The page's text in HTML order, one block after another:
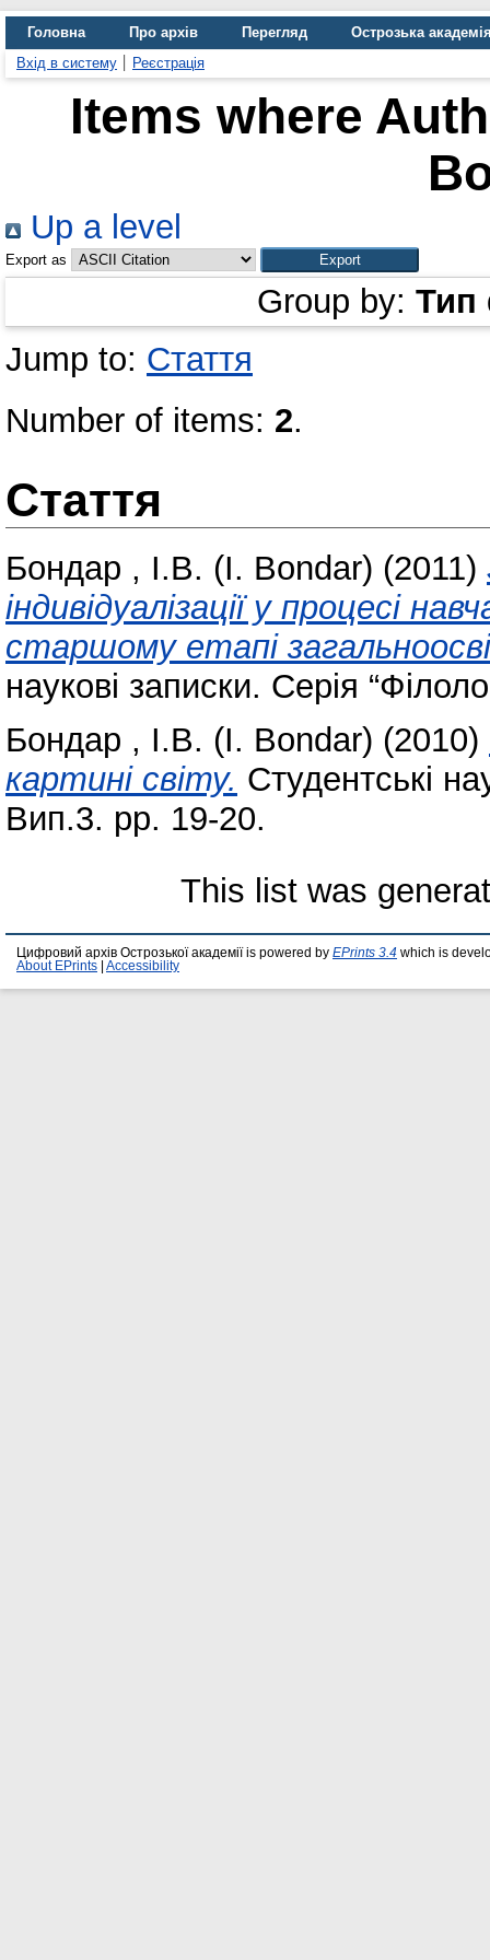
Головна Про архів Перегляд
Острозька
Вхід в систему
Реєстрація
Items where
Up a level
Export as
Group by: Тип
Jump to: Стаття
Number of items: 2.
Стаття
Бондар , І.В. (І. Bondar) (2011)
індивідуалізації у процесі
старшому етапі
наукові записки. Серія
Бондар , І.В. (І. Bondar) (2010)
картині світу. Студентські
Вип.3. pp. 19-20.
This list was
Цифровий архів Острозької академії is powered by EPrints 3.4 which is
About EPrints
Accessibility